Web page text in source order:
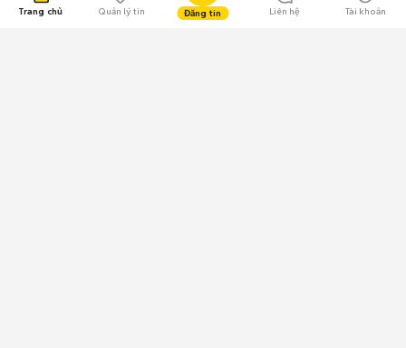
Trang chủ Quản lý tin Đăng tin Liên hệ Tài khoản